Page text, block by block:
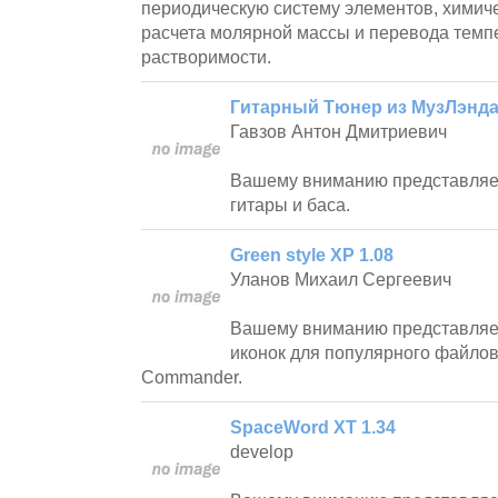
периодическую систему элементов,
расчета молярной массы и перевода
растворимости.
Гитарный Тюнер из
Гавзов Антон Дмитриевич
Вашему вниманию
гитары и баса.
Green style XP 1.08
Уланов Михаил Сергеевич
Вашему вниманию
иконок для популярного
Commander.
SpaceWord XT 1.34
develop